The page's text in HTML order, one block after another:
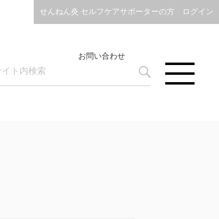
せんねん灸 セルフケアサポーターの方 ログイン
お問い合わせ